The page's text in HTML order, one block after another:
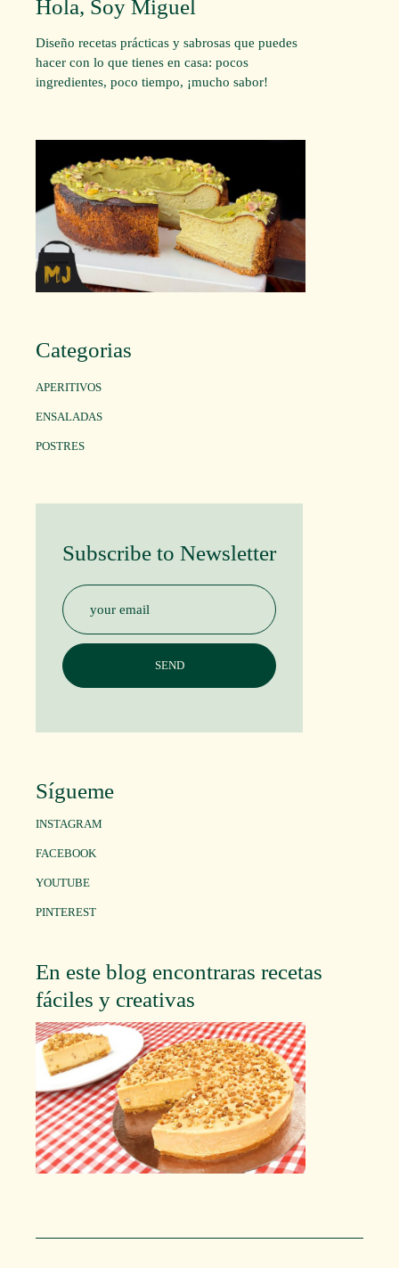
Hola, Soy Miguel
Diseño recetas prácticas y sabrosas que puedes
hacer con lo que tienes en casa: pocos
ingredientes, poco tiempo, ¡mucho sabor!
Categorias
APERITIVOS
ENSALADAS
POSTRES
Subscribe to Newsletter
Sígueme
INSTAGRAM
FACEBOOK
YOUTUBE
PINTEREST
En este blog encontraras recetas
fáciles y creativas